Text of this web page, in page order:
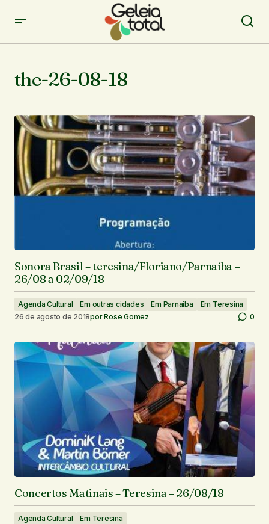
the-26-08-18
Sonora Brasil – teresina/Floriano/Parnaíba –
26/08 a 02/09/18
Agenda Cultural Em outras cidades Em Parnaíba
Em Teresina
26 de agosto de 2018porRose Gomez 0
Concertos Matinais – Teresina – 26/08/18
Agenda Cultural
Em Teresina